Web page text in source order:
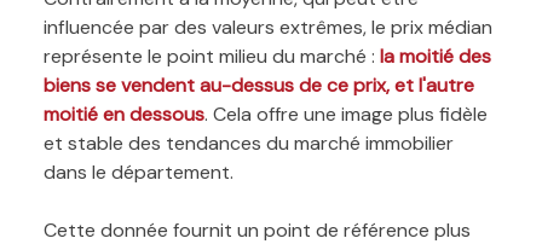
influencée par des valeurs extrêmes, le prix médian
représente le point milieu du marché : la moitié des
biens se vendent au-dessus de ce prix, et l'autre
moitié en dessous. Cela offre une image plus fidèle
et stable des tendances du marché immobilier
dans le département.
Cette donnée fournit un point de référence plus